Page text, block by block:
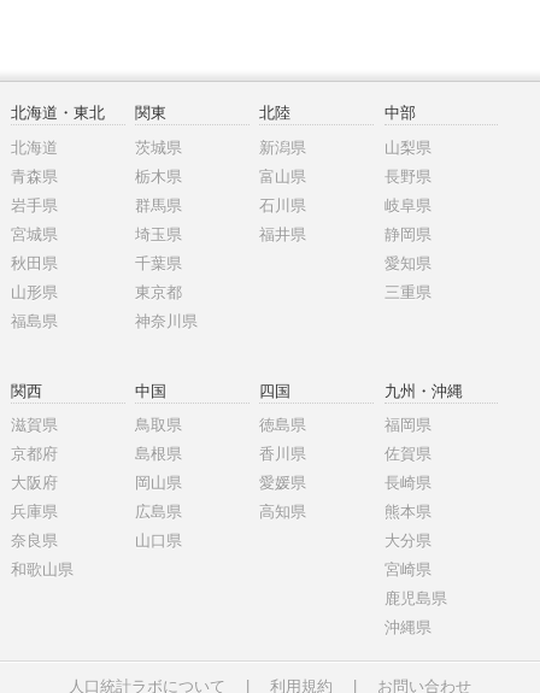
北海道・東北
北海道
青森県
岩手県
宮城県
秋田県
山形県
福島県
関東
茨城県
栃木県
群馬県
埼玉県
千葉県
東京都
神奈川県
北陸
新潟県
富山県
石川県
福井県
中部
山梨県
長野県
岐阜県
静岡県
愛知県
三重県
関西
滋賀県
京都府
大阪府
兵庫県
奈良県
和歌山県
中国
鳥取県
島根県
岡山県
広島県
山口県
四国
徳島県
香川県
愛媛県
高知県
九州・沖縄
福岡県
佐賀県
長崎県
熊本県
大分県
宮崎県
鹿児島県
沖縄県
人口統計ラボについて 利用規約 お問い合わせ